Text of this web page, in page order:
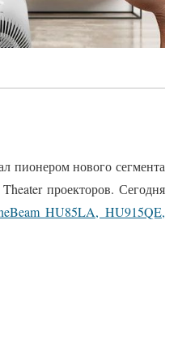
пионером нового сегмента
проекторов. Сегодня
HU85LA, HU915QE,